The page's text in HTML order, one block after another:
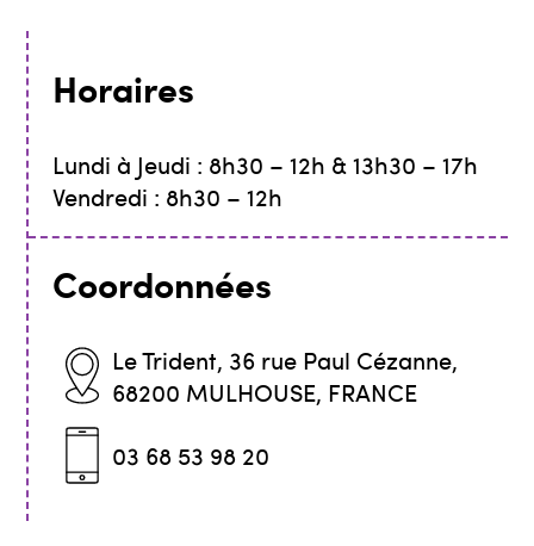
Horaires
Lundi à Jeudi : 8h30 – 12h & 13h30 – 17h
Vendredi : 8h30 – 12h
Coordonnées
Le Trident, 36 rue Paul Cézanne,
68200 MULHOUSE, FRANCE
03 68 53 98 20